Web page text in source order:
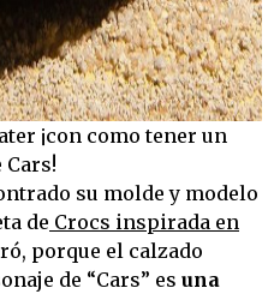
¡con como tener un
su molde y modelo
de Crocs inspirada en
porque el calzado
de “Cars” es una